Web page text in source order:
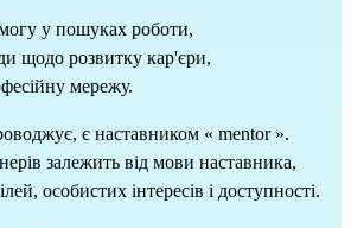
у пошуках роботи,
щодо розвитку кар'єри,
мережу.
є наставником « mentor ».
залежить від мови наставника,
особистих інтересів і доступності.